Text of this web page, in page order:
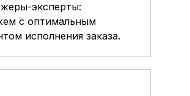
эксперты:
с оптимальным
исполнения заказа.